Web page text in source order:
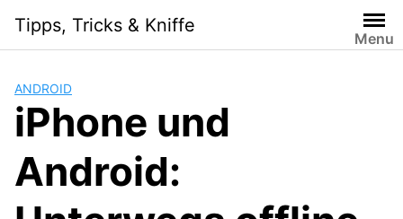
content
Tipps, Tricks & Kniffe
Menu
ANDROID
iPhone und
Android: